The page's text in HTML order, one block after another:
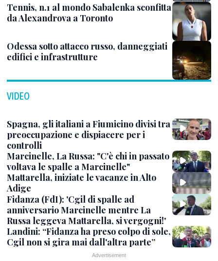
Tennis, n.1 al mondo Sabalenka sconfitta
da Alexandrova a Toronto
Odessa sotto attacco russo, danneggiati
edifici e infrastrutture
VIDEO
Spagna, gli italiani a Fiumicino divisi tra
preoccupazione e dispiacere per i
controlli
Marcinelle, La Russa: "C'è chi in passato
voltava le spalle a Marcinelle"
Mattarella, iniziate le vacanze in Alto
Adige
Fidanza (FdI): 'Cgil di spalle ad
anniversario Marcinelle mentre La
Russa leggeva Mattarella, si vergogni!'
Landini: “Fidanza ha preso colpo di sole,
Cgil non si gira mai dall'altra parte”